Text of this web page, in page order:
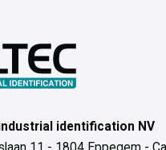
identification NV